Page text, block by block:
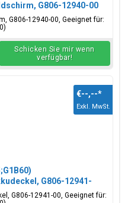
G806-12940-00
G806-12940-00, Geeignet für:
Schicken Sie mir wenn
verfügbar!
G806-12941-
G806-12941-00, Geeignet für:
€--,--*
Exkl. MwSt.